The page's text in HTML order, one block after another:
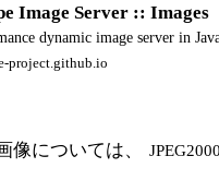
Cantaloupe Image Server :: Images
dynamic image server in
project.github.io
像については、 JPEG2000